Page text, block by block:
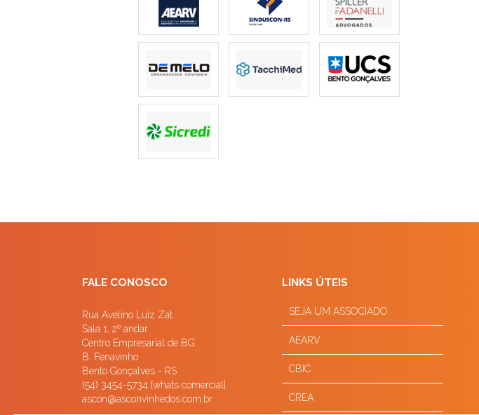
FALE CONOSCO
Rua Avelino Luiz Zat
Sala 1, 2º andar
Centro Empresarial de BG
B. Fenavinho
Bento Gonçalves - RS
(54) 3454-5734 [whats comercial]
ascon@asconvinhedos.com.br
LINKS ÚTEIS
SEJA UM ASSOCIADO
AEARV
CBIC
CREA